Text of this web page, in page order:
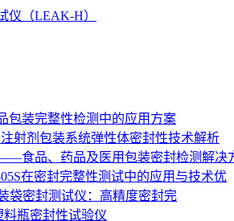
仪（LEAK-H）
包装完整性检测中的应用方案
射剂包装系统弹性体密封性技术解析
食品、药品及医用包装密封检测解决
在密封完整性测试中的应用与技术优
袋密封测试仪：高精度密封完
料瓶密封性试验仪